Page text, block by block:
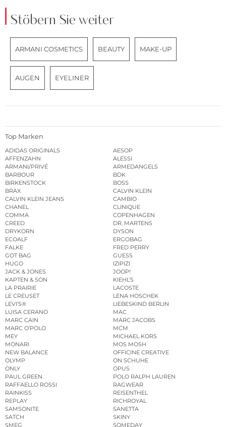
Stöbern Sie weiter
ARMANI COSMETICS BEAUTY MAKE-UP
AUGEN EYELINER
Top Marken
ADIDAS ORIGINALS
AESOP
AFFENZAHN
ALESSI
ARMANI/PRIVÉ
ARMEDANGELS
BARBOUR
BDK
BIRKENSTOCK
BOSS
BRAX
CALVIN KLEIN
CALVIN KLEIN JEANS
CAMBIO
CHANEL
CLINIQUE
COMMA
COPENHAGEN
CREED
DR. MARTENS
DRYKORN
DYSON
ECOALF
ERGOBAG
FALKE
FRED PERRY
GOT BAG
GUESS
HUGO
IZIPIZI
JACK & JONES
JOOP!
KAPTEN & SON
KIEHL’S
LA PRAIRIE
LACOSTE
LE CREUSET
LENA HOSCHEK
LEVI’S®
LIEBESKIND BERLIN
LUISA CERANO
MAC
MARC CAIN
MARC JACOBS
MARC O’POLO
MCM
MEY
MICHAEL KORS
MONARI
MOS MOSH
NEW BALANCE
OFFICINE CREATIVE
OLYMP
ON SCHUHE
ONLY
OPUS
PAUL GREEN
POLO RALPH LAUREN
RAFFAELLO ROSSI
RAGWEAR
RAINKISS
REISENTHEL
REPLAY
RICHROYAL
SAMSONITE
SANETTA
SATCH
SKINY
SMEG
SOMEDAY